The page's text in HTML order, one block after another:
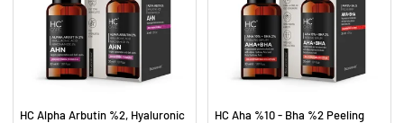
HC Alpha Arbutin %2, Hyaluronic
HC Aha %10 - Bha %2 Peeling